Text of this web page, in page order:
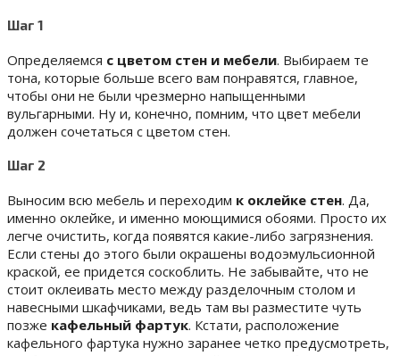
Шаг 1
Определяемся с цветом стен и мебели. Выбираем те
тона, которые больше всего вам понравятся, главное,
чтобы они не были чрезмерно напыщенными
вульгарными. Ну и, конечно, помним, что цвет мебели
должен сочетаться с цветом стен.
Шаг 2
Выносим всю мебель и переходим к оклейке стен. Да,
именно оклейке, и именно моющимися обоями. Просто их
легче очистить, когда появятся какие-либо загрязнения.
Если стены до этого были окрашены водоэмульсионной
краской, ее придется соскоблить. Не забывайте, что не
стоит оклеивать место между разделочным столом и
навесными шкафчиками, ведь там вы разместите чуть
позже кафельный фартук. Кстати, расположение
кафельного фартука нужно заранее четко предусмотреть,